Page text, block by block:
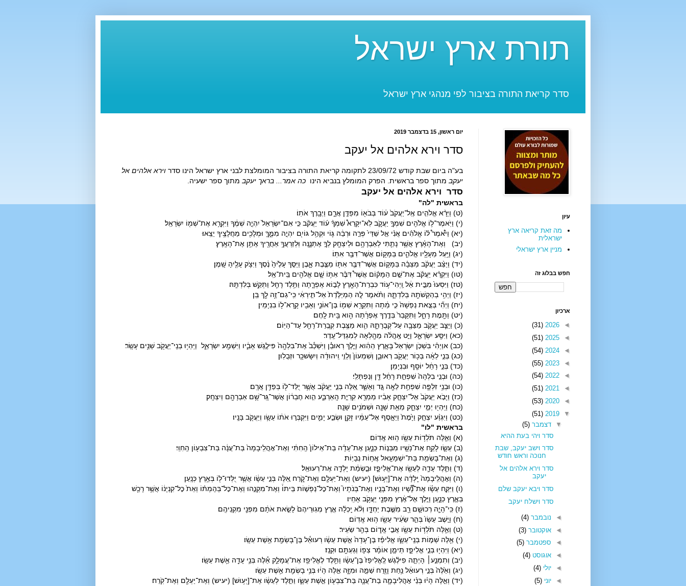
תורת ארץ ישראל
סדר קריאת התורה בציבור לפי מנהגי ארץ ישראל
יום ראשון, 15 בדצמבר 2019
סדר וירא אלהים אל יעקב
בע"ה ביום שבת קודש 23/09/72 לתקומה קריאת התורה בציבור המומלצת לבני ארץ ישראל הינו סדר
וירא אלהים אל
יעקב מתוך ספר בראשית. הפרק המומלץ בנביא הינו כה אמר... בראך יעקב מתוך ספר ישעיה.
סדר וירא אלהים אל יעקב
בראשית "לה"
(ט) וַיֵּרָ֨א אֱלֹהִ֤ים אֶֽל־יַעֲקֹב֙ ע֔וֹד בְּבֹא֖וֹ מִפַּדַּ֣ן אֲרָ֑ם וַיְבָ֖רֶךְ אֹתֽוֹ׃
(י) וַיֹּֽאמֶר־ל֥וֹ אֱלֹהִ֖ים שִׁמְךָ֣ יַעֲקֹ֑ב לֹֽא־יִקָּרֵא֩ שִׁמְךָ֨ ע֜וֹד יַעֲקֹ֗ב כִּ֤י אִם־יִשְׂרָאֵל֙ יִהְיֶ֣ה שְׁמֶ֔ךָ וַיִּקְרָ֥א אֶת־שְׁמ֖וֹ יִשְׂרָאֵֽל׃
(יא) וַיֹּ֩אמֶר֩ ל֨וֹ אֱלֹהִ֜ים אֲנִ֨י אֵ֤ל שַׁדַּי֙ פְּרֵ֣ה וּרְבֵ֔ה גּ֛וֹי וּקְהַ֥ל גּוֹיִ֖ם יִהְיֶ֣ה מִמֶּ֑ךָּ וּמְלָכִ֖ים מֵחֲלָצֶ֥יךָ יֵצֵֽאוּ׃
(יב) וְאֶת־הָאָ֗רֶץ אֲשֶׁ֥ר נָתַ֛תִּי לְאַבְרָהָ֥ם וּלְיִצְחָ֖ק לְךָ֣ אֶתְּנֶ֑נָּה וּֽלְזַרְעֲךָ֥ אַחֲרֶ֖יךָ אֶתֵּ֥ן אֶת־הָאָֽרֶץ׃
(יג) וַיַּ֥עַל מֵעָלָ֖יו אֱלֹהִ֑ים בַּמָּק֖וֹם אֲשֶׁר־דִּבֶּ֥ר אִתּֽוֹ׃
(יד) וַיַּצֵּ֨ב יַעֲקֹ֜ב מַצֵּבָ֗ה בַּמָּק֛וֹם אֲשֶׁר־דִּבֶּ֥ר אִתּ֖וֹ מַצֶּ֣בֶת אָ֑בֶן וַיַּסֵּ֤ךְ עָלֶ֙יהָ֙ נֶ֔סֶךְ וַיִּצֹ֥ק עָלֶ֖יהָ שָֽׁמֶן׃
(טו) וַיִּקְרָ֨א יַעֲקֹ֜ב אֶת־שֵׁ֣ם הַמָּק֗וֹם אֲשֶׁר֩ דִּבֶּ֨ר אִתּ֥וֹ שָׁ֛ם אֱלֹהִ֖ים בֵּֽית־אֵֽל׃
(טז) וַיִּסְעוּ֙ מִבֵּ֣ית אֵ֔ל וַֽיְהִי־ע֥וֹד כִּבְרַת־הָאָ֖רֶץ לָב֣וֹא אֶפְרָ֑תָה וַתֵּ֥לֶד רָחֵ֖ל וַתְּקַ֥שׁ בְּלִדְתָּֽהּ׃
(יז) וַיְהִ֥י בְהַקְשֹׁתָ֖הּ בְּלִדְתָּ֑הּ וַתֹּ֨אמֶר לָ֤הּ הַמְיַלֶּ֙דֶת֙ אַל־תִּ֣ירְאִ֔י כִּֽי־גַם־זֶ֥ה לָ֖ךְ בֵּֽן׃
(יח) וַיְהִ֞י בְּצֵ֤את נַפְשָׁהּ֙ כִּ֣י מֵ֔תָה וַתִּקְרָ֥א שְׁמ֖וֹ בֶּן־אוֹנִ֑י וְאָבִ֖יו קָֽרָא־ל֥וֹ בִנְיָמִֽין׃
(יט) וַתָּ֖מׇת רָחֵ֑ל וַתִּקָּבֵר֙ בְּדֶ֣רֶךְ אֶפְרָ֔תָה הִ֖וא בֵּ֥ית לָֽחֶם׃
(כ) וַיַּצֵּ֧ב יַעֲקֹ֛ב מַצֵּבָ֖ה עַל־קְבֻרָתָ֑הּ הִ֛וא מַצֶּ֥בֶת קְבֻֽרַת־רָחֵ֖ל עַד־הַיּֽוֹם׃
(כא) וַיִּסַּ֖ע יִשְׂרָאֵ֑ל וַיֵּ֣ט אׇֽהֳלֹ֔ה מֵהָ֖לְאָה לְמִגְדַּל־עֵֽדֶר׃
(כב) אוַיְהִ֗י בִּשְׁכֹּ֤ן יִשְׂרָאֵל֙ בָּאָ֣רֶץ הַהִ֔וא וַיֵּ֣לֶךְ רְאוּבֵ֗֔ן וַיִּשְׁכַּ֕ב֙ אֶת־בִּלְהָ֖ה֙ פִּילֶ֣גֶשׁ אָבִ֑֔יו וַיִּשְׁמַ֖ע יִשְׂרָאֵֽ֑ל וַיִּֽהְי֥וּ בְנֵֽי־יַעֲקֹ֖ב שְׁנֵ֥ים עָשָֽׂר׃
(כג) בְּנֵ֣י לֵאָ֔ה בְּכ֥וֹר יַעֲקֹ֖ב רְאוּבֵ֑ן וְשִׁמְעוֹן֙ וְלֵוִ֣י וִֽיהוּדָ֔ה וְיִשָּׂשכָ֖ר וּזְבֻלֽוּן׃
(כד) בְּנֵ֣י רָחֵ֔ל יוֹסֵ֖ף וּבִנְיָמִֽן׃
(כה) וּבְנֵ֤י בִלְהָה֙ שִׁפְחַ֣ת רָחֵ֔ל דָּ֖ן וְנַפְתָּלִֽי׃
(כו) וּבְנֵ֥י זִלְפָּ֛ה שִׁפְחַ֥ת לֵאָ֖ה גָּ֣ד וְאָשֵׁ֑ר אֵ֚לֶּה בְּנֵ֣י יַעֲקֹ֔ב אֲשֶׁ֥ר יֻלַּד־ל֖וֹ בְּפַדַּ֥ן אֲרָֽם׃
(כז) וַיָּבֹ֤א יַעֲקֹב֙ אֶל־יִצְחָ֣ק אָבִ֔יו מַמְרֵ֖א קִרְיַ֣ת הָֽאַרְבַּ֑ע הִ֣וא חֶבְר֔וֹן אֲשֶׁר־גָּֽר־שָׁ֥ם אַבְרָהָ֖ם וְיִצְחָֽק׃
(כח) וַיִּֽהְי֖וּ יְמֵ֣י יִצְחָ֑ק מְאַ֥ת שָׁנָ֖ה וּשְׁמֹנִ֥ים שָׁנָֽה׃
(כט) וַיִּגְוַ֨ע יִצְחָ֤ק וַיָּ֙מׇת֙ וַיֵּאָ֣סֶף אֶל־עַמָּ֔יו זָקֵ֖ן וּשְׂבַ֣ע יָמִ֑ים וַיִּקְבְּר֣וּ אֹת֔וֹ עֵשָׂ֥ו וְיַעֲקֹ֖ב בָּנָֽיו׃
בראשית "לו"
(א) וְאֵ֛לֶּה תֹּלְד֥וֹת עֵשָׂ֖ו ה֥וּא אֱדֽוֹם׃
(ב) עֵשָׂ֛ו לָקַ֥ח אֶת־נָשָׁ֖יו מִבְּנ֣וֹת כְּנָ֑עַן אֶת־עָדָ֗ה בַּת־אֵילוֹן֙ הַֽחִתִּ֔י וְאֶת־אׇהֳלִֽיבָמָה֙ בַּת־עֲנָ֔ה בַּת־צִבְע֖וֹן הַֽחִוִּֽי׃
(ג) וְאֶת־בָּשְׂמַ֥ת בַּת־יִשְׁמָעֵ֖אל אֲח֥וֹת נְבָיֽוֹת׃
(ד) וַתֵּ֧לֶד עָדָ֛ה לְעֵשָׂ֖ו אֶת־אֱלִיפָ֑ז וּבָ֣שְׂמַ֔ת יָלְדָ֖ה אֶת־רְעוּאֵֽל׃
(ה) וְאׇהֳלִֽיבָמָה֙ יָֽלְדָ֔ה אֶת־[יְע֥וּשׁ] (יעיש) וְאֶת־יַעְלָ֖ם וְאֶת־קֹ֑רַח אֵ֚לֶּה בְּנֵ֣י עֵשָׂ֔ו אֲשֶׁ֥ר יֻלְּדוּ־ל֖וֹ בְּאֶ֥רֶץ כְּנָֽעַן׃
(ו) וַיִּקַּ֣ח עֵשָׂ֡ו אֶת־נָ֠שָׁ֠יו וְאֶת־בָּנָ֣יו וְאֶת־בְּנֹתָיו֮ וְאֶת־כׇּל־נַפְשׁ֣וֹת בֵּיתוֹ֒ וְאֶת־מִקְנֵ֣הוּ וְאֶת־כׇּל־בְּהֶמְתּ֗וֹ וְאֵת֙ כׇּל־קִנְיָנ֔וֹ אֲשֶׁ֥ר רָכַ֖שׁ
בְּאֶ֣רֶץ כְּנָ֑עַן וַיֵּ֣לֶךְ אֶל־אֶ֔רֶץ מִפְּנֵ֖י יַעֲקֹ֥ב אָחִֽיו׃
(ז) כִּֽי־הָיָ֧ה רְכוּשָׁ֛ם רָ֖ב מִשֶּׁ֣בֶת יַחְדָּ֑ו וְלֹ֨א יָֽכְלָ֜ה אֶ֤רֶץ מְגֽוּרֵיהֶם֙ לָשֵׂ֣את אֹתָ֔ם מִפְּנֵ֖י מִקְנֵיהֶֽם׃
(ח) וַיֵּ֤שֶׁב עֵשָׂו֙ בְּהַ֣ר שֵׂעִ֔יר עֵשָׂ֖ו ה֥וּא אֱדֽוֹם׃
(ט) וְאֵ֛לֶּה תֹּלְד֥וֹת עֵשָׂ֖ו אֲבִ֣י אֱד֑וֹם בְּהַ֖ר שֵׂעִֽיר׃
(י) אֵ֖לֶּה שְׁמ֣וֹת בְּנֵֽי־עֵשָׂ֑ו אֱלִיפַ֗ז בֶּן־עָדָה֙ אֵ֣שֶׁת עֵשָׂ֔ו רְעוּאֵ֕ל בֶּן־בָּשְׂמַ֖ת אֵ֥שֶׁת עֵשָֽׂו׃
(יא) וַיִּהְי֖וּ בְּנֵ֣י אֱלִיפָ֑ז תֵּימָ֣ן אוֹמָ֔ר צְפ֥וֹ וְגַעְתָּ֖ם וּקְנַֽז׃
(יב) וְתִמְנַ֣ע׀ הָיְתָ֣ה פִילֶ֗גֶשׁ לֶֽאֱלִיפַז֙ בֶּן־עֵשָׂ֔ו וַתֵּ֥לֶד לֶאֱלִיפַ֖ז אֶת־עֲמָלֵ֑ק אֵ֕לֶּה בְּנֵ֥י עָדָ֖ה אֵ֥שֶׁת עֵשָֽׂו׃
(יג) וְאֵ֙לֶּה֙ בְּנֵ֣י רְעוּאֵ֔ל נַ֥חַת וָזֶ֖רַח שַׁמָּ֣ה וּמִזָּ֑ה אֵ֣לֶּה הָי֔וּ בְּנֵ֥י בָשְׂמַ֖ת אֵ֥שֶׁת עֵשָֽׂו׃
(יד) וְאֵ֣לֶּה הָי֗וּ בְּנֵ֨י אׇהֳלִיבָמָ֧ה בַת־עֲנָ֛ה בַּת־צִבְע֖וֹן אֵ֣שֶׁת עֵשָׂ֑ו וַתֵּ֣לֶד לְעֵשָׂ֔ו אֶת־[יְע֥וּשׁ] (יעיש) וְאֶת־יַעְלָ֖ם וְאֶת־קֹֽרַח׃
עיון
מה זאת קריאה ארץ
ישראלית
מניין ארץ ישראלי
חפש בבלוג זה
ארכיון
◄
2026
(31)
◄
2025
(51)
◄
2024
(54)
◄
2023
(55)
◄
2022
(54)
◄
2021
(51)
◄
2020
(53)
▼
2019
(51)
▼ דצמבר (5)
סדר ויהי בעת ההיא
סדר וישב יעקב, שבת
חנוכה וראש חודש
סדר וירא אלהים אל
יעקב
סדר ויבא יעקב שלם
סדר וישלח יעקב
◄ נובמבר (4)
◄ אוקטובר (3)
◄ ספטמבר (5)
◄ אוגוסט (4)
◄ יולי (4)
◄ יוני (5)